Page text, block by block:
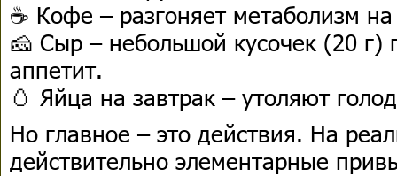
☕️ Кофе – разгоняет метаболизм
🧀 Сыр – небольшой кусочек (20 г)
аппетит.
🥚 Яйца на завтрак – утоляют
Но главное – это действия. На
действительно элементарные